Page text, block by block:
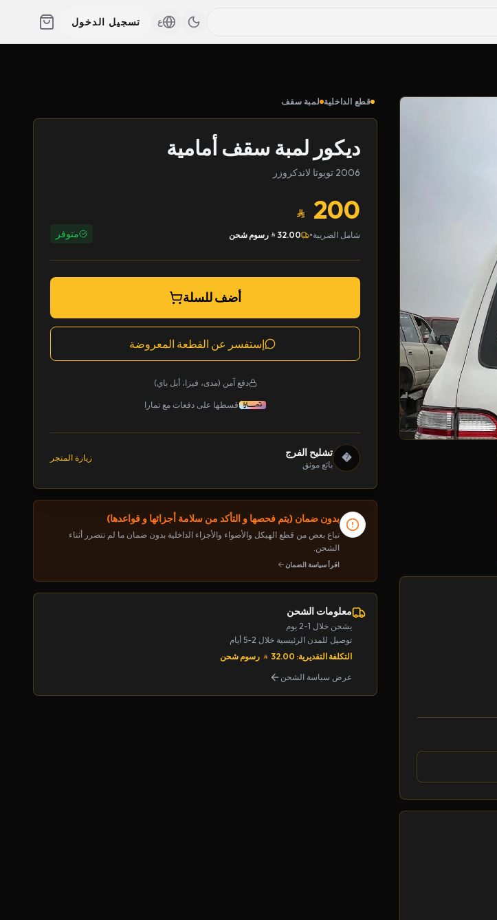
ع تسجيل الدخول
قطع الداخلية لمبة سقف
ديكور لمبة سقف أمامية
2006 تويوتا لاندكروزر
200
شامل الضريبة•
32.00 رسوم شحن متوفر
أضف للسلة
إستفسر عن القطعة المعروضة
دفع آمن (مدى، فيزا، أبل باي)
قسطها على دفعات مع تمارا
� تشليح الفرج
بائع موثق
زيارة المتجر
بدون ضمان (يتم فحصها و التأكد من سلامة أجزائها و قواعدها)
تباع بعض من قطع الهيكل والأضواء والأجزاء الداخلية بدون ضمان ما لم تتضرر أثناء
الشحن.
اقرأ سياسة الضمان
معلومات الشحن
يشحن خلال 1-2 يوم
توصيل للمدن الرئيسية خلال 2-5 أيام
التكلفة التقديرية: 32.00
رسوم شحن
عرض سياسة الشحن